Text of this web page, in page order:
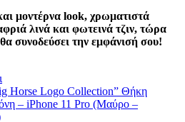
μοντέρνα look, χρωματιστά
λινά και φωτεινά τζιν, τώρα
συνοδεύσει την εμφάνισή σου!